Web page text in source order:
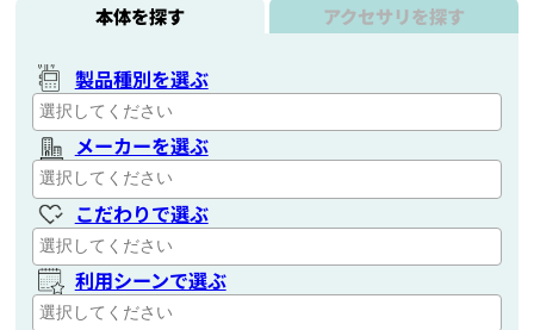
本体を探す アクセサリを探す
製品種別を選ぶ
メーカーを選ぶ
こだわりで選ぶ
利用シーンで選ぶ